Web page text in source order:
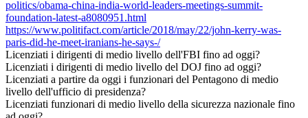
politics/obama-china-india-world-leaders-meetings-summit-
foundation-latest-a8080951.html
https://www.politifact.com/article/2018/may/22/john-kerry-was-
paris-did-he-meet-iranians-he-says-/
Licenziati i dirigenti di medio livello dell'FBI fino ad oggi?
Licenziati i dirigenti di medio livello del DOJ fino ad oggi?
Licenziati a partire da oggi i funzionari del Pentagono di medio
livello dell'ufficio di presidenza?
Licenziati funzionari di medio livello della sicurezza nazionale fino